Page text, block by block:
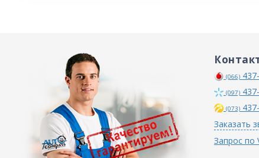
(066)
(097)
(073)
Заказать
Запрос по